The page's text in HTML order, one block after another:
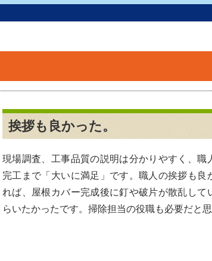
挨拶も良かった。
現場調査、工事品質の説明は分かりやすく、
完工まで「大いに満足」です。職人の挨拶も
れば、屋根カバー完成後に釘や破片が散乱し
らいたかったです。掃除担当の役職も必要だと思